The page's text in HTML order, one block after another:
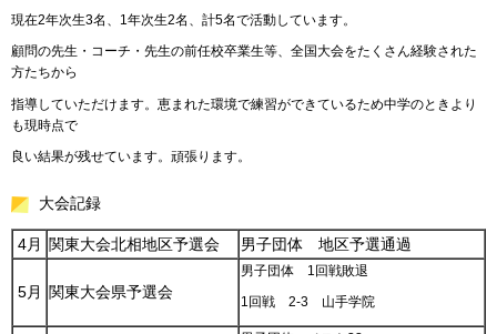
現在2年次生3名、1年次生2名、計5名で活動しています。
顧問の先生・コーチ・先生の前任校卒業生等、全国大会をたくさん経験された
方たちから
指導していただけます。恵まれた環境で練習ができているため中学のときより
も現時点で
良い結果が残せています。頑張ります。
大会記録
4月 関東大会北相地区予選会 男子団体 地区予選通過
5月 関東大会県予選会
男子団体 1回戦敗退
1回戦 2-3 山手学院